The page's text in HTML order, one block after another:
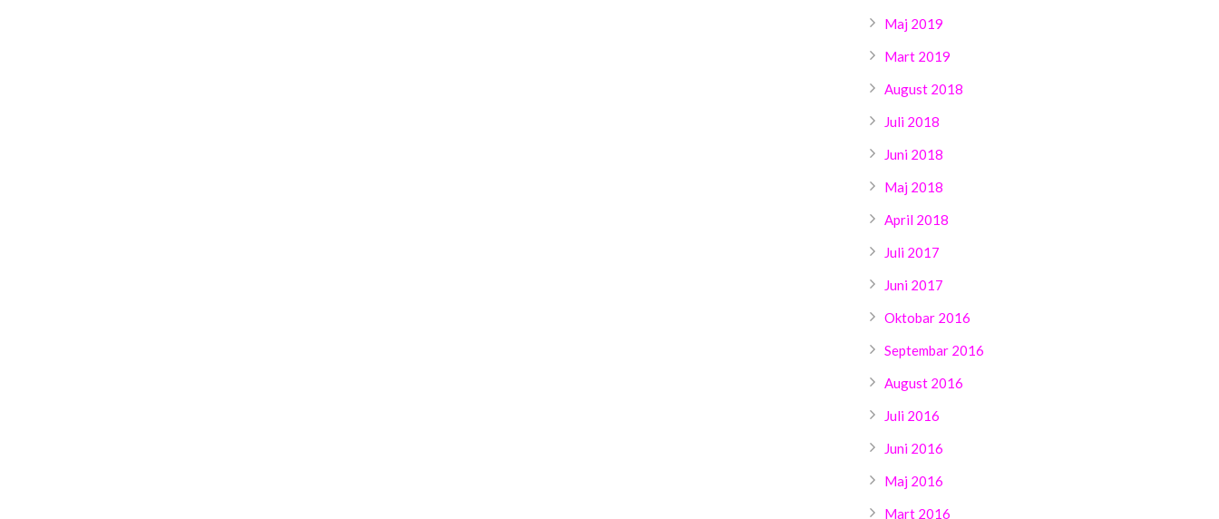
Maj 2019
Mart 2019
August 2018
Juli 2018
Juni 2018
Maj 2018
April 2018
Juli 2017
Juni 2017
Oktobar 2016
Septembar 2016
August 2016
Juli 2016
Juni 2016
Maj 2016
Mart 2016